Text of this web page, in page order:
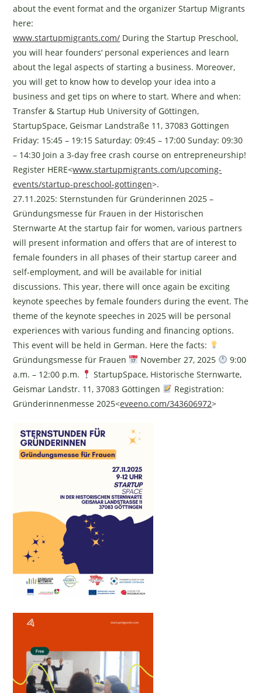
about the event format and the organizer Startup Migrants
here:
www.startupmigrants.com/ During the Startup Preschool,
you will hear founders‘ personal experiences and learn
about the legal aspects of starting a business. Moreover,
you will get to know how to develop your idea into a
business and get tips on where to start. Where and when:
Transfer & Startup Hub University of Göttingen,
StartupSpace, Geismar Landstraße 11, 37083 Göttingen
Friday: 15:45 – 19:15 Saturday: 09:45 – 17:00 Sunday: 09:30
– 14:30 Join a 3-day free crash course on entrepreneurship!
Register HERE<www.startupmigrants.com/upcoming-
events/startup-preschool-gottingen>.
27.11.2025: Sternstunden für Gründerinnen 2025 –
Gründungsmesse für Frauen in der Historischen
Sternwarte At the startup fair for women, various partners
will present information and offers that are of interest to
female founders in all phases of their startup career and
self-employment, and will be available for initial
discussions. This year, there will once again be exciting
keynote speeches by female founders during the event. The
theme of the keynote speeches in 2025 will be personal
experiences with various funding and financing options.
This event will be held in German. Here the facts:
Gründungsmesse für Frauen
November 27, 2025
9:00
a.m. – 12:00 p.m.
StartupSpace, Historische Sternwarte,
Geismar Landstr. 11, 37083 Göttingen
Registration:
Gründerinnenmesse 2025<eveeno.com/343606972>